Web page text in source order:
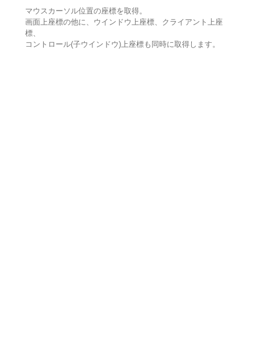
マウスカーソル位置の座標を取得。
画面上座標の他に、ウインドウ上座標、クライアント上座
標、
コントロール(子ウインドウ)上座標も同時に取得します。